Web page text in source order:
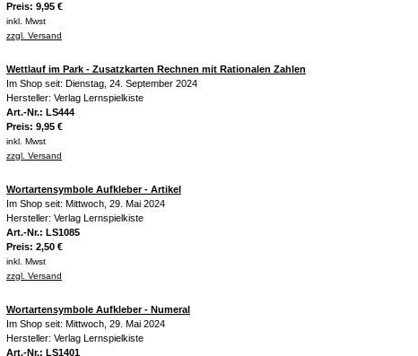
Preis: 9,95 €
inkl. Mwst
zzgl. Versand
Wettlauf im Park - Zusatzkarten Rechnen mit Rationalen Zahlen
Im Shop seit: Dienstag, 24. September 2024
Hersteller: Verlag Lernspielkiste
Art.-Nr.: LS444
Preis: 9,95 €
inkl. Mwst
zzgl. Versand
Wortartensymbole Aufkleber - Artikel
Im Shop seit: Mittwoch, 29. Mai 2024
Hersteller: Verlag Lernspielkiste
Art.-Nr.: LS1085
Preis: 2,50 €
inkl. Mwst
zzgl. Versand
Wortartensymbole Aufkleber - Numeral
Im Shop seit: Mittwoch, 29. Mai 2024
Hersteller: Verlag Lernspielkiste
Art.-Nr.: LS1401